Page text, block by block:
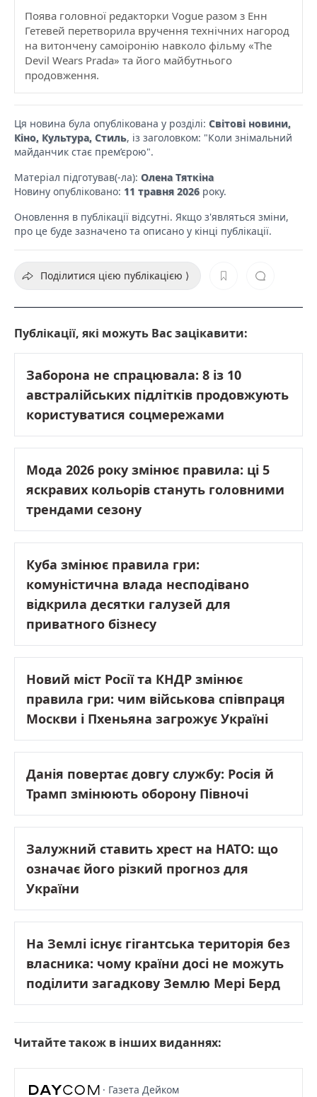
Поява головної редакторки Vogue разом з Енн
Гетевей перетворила вручення технічних нагород
на витончену самоіронію навколо фільму «The
Devil Wears Prada» та його майбутнього
продовження.
Ця новина була опублікована у розділі: Світові новини,
Кіно, Культура, Стиль, із заголовком: "Коли знімальний
майданчик стає прем’єрою".
Матеріал підготував(-ла): Олена Тяткіна
Новину опубліковано: 11 травня 2026року.
Оновлення в публікації відсутні. Якщо з'являться зміни,
про це буде зазначено та описано у кінці публікації.
Поділитися цією публікацією ⟩
Публікації, які можуть Вас зацікавити:
Заборона не спрацювала: 8 із 10
австралійських підлітків продовжують
користуватися соцмережами
Мода 2026 року змінює правила: ці 5
яскравих кольорів стануть головними
трендами сезону
Куба змінює правила гри:
комуністична влада несподівано
відкрила десятки галузей для
приватного бізнесу
Новий міст Росії та КНДР змінює
правила гри: чим військова співпраця
Москви і Пхеньяна загрожує Україні
Данія повертає довгу службу: Росія й
Трамп змінюють оборону Півночі
Залужний ставить хрест на НАТО: що
означає його різкий прогноз для
України
На Землі існує гігантська територія без
власника: чому країни досі не можуть
поділити загадкову Землю Мері Берд
Читайте також в інших виданнях:
· Газета Дейком